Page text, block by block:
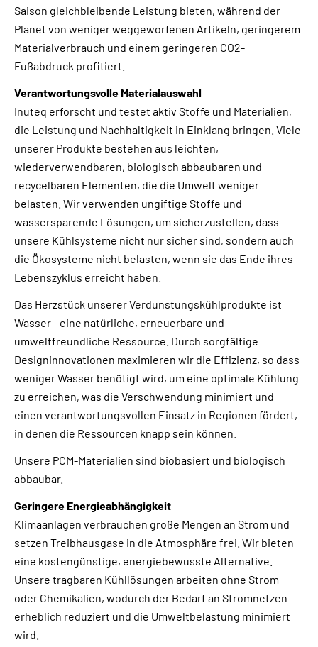
Saison gleichbleibende Leistung bieten, während der
Planet von weniger weggeworfenen Artikeln, geringerem
Materialverbrauch und einem geringeren CO2-
Fußabdruck profitiert.
Verantwortungsvolle Materialauswahl
Inuteq erforscht und testet aktiv Stoffe und Materialien,
die Leistung und Nachhaltigkeit in Einklang bringen. Viele
unserer Produkte bestehen aus leichten,
wiederverwendbaren, biologisch abbaubaren und
recycelbaren Elementen, die die Umwelt weniger
belasten. Wir verwenden ungiftige Stoffe und
wassersparende Lösungen, um sicherzustellen, dass
unsere Kühlsysteme nicht nur sicher sind, sondern auch
die Ökosysteme nicht belasten, wenn sie das Ende ihres
Lebenszyklus erreicht haben.
Das Herzstück unserer Verdunstungskühlprodukte ist
Wasser - eine natürliche, erneuerbare und
umweltfreundliche Ressource. Durch sorgfältige
Designinnovationen maximieren wir die Effizienz, so dass
weniger Wasser benötigt wird, um eine optimale Kühlung
zu erreichen, was die Verschwendung minimiert und
einen verantwortungsvollen Einsatz in Regionen fördert,
in denen die Ressourcen knapp sein können.
Unsere PCM-Materialien sind biobasiert und biologisch
abbaubar.
Geringere Energieabhängigkeit
Klimaanlagen verbrauchen große Mengen an Strom und
setzen Treibhausgase in die Atmosphäre frei. Wir bieten
eine kostengünstige, energiebewusste Alternative.
Unsere tragbaren Kühllösungen arbeiten ohne Strom
oder Chemikalien, wodurch der Bedarf an Stromnetzen
erheblich reduziert und die Umweltbelastung minimiert
wird.